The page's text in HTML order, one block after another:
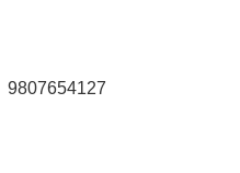
9807654127